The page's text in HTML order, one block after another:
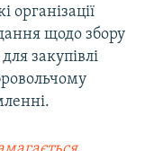
організації
щодо збору
закупівлі